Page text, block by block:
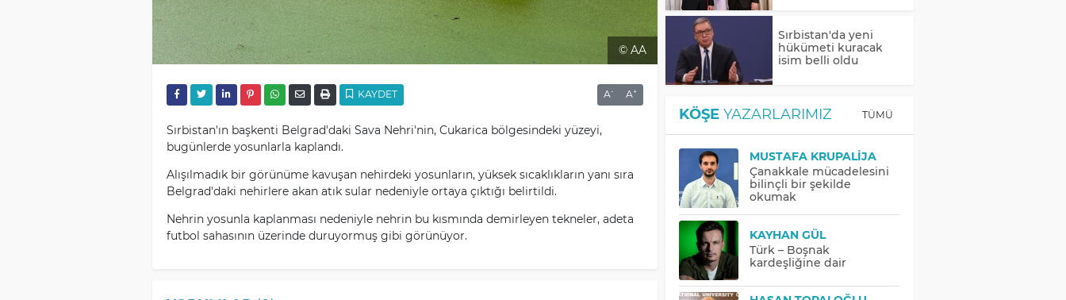
© AA
KAYDET A- A+
Sırbistan'ın başkenti Belgrad'daki Sava Nehri'nin, Cukarica bölgesindeki yüzeyi,
bugünlerde yosunlarla kaplandı.
Alışılmadık bir görünüme kavuşan nehirdeki yosunların, yüksek sıcaklıkların yanı sıra
Belgrad'daki nehirlere akan atık sular nedeniyle ortaya çıktığı belirtildi.
Nehrin yosunla kaplanması nedeniyle nehrin bu kısmında demirleyen tekneler, adeta
futbol sahasının üzerinde duruyormuş gibi görünüyor.
Sırbistan'da yeni
hükümeti kuracak
isim belli oldu
KÖŞE YAZARLARIMIZ TÜMÜ
MUSTAFA KRUPALIJA
Çanakkale mücadelesini
bilinçli bir şekilde
okumak
KAYHAN GÜL
Türk – Boşnak
kardeşliğine dair